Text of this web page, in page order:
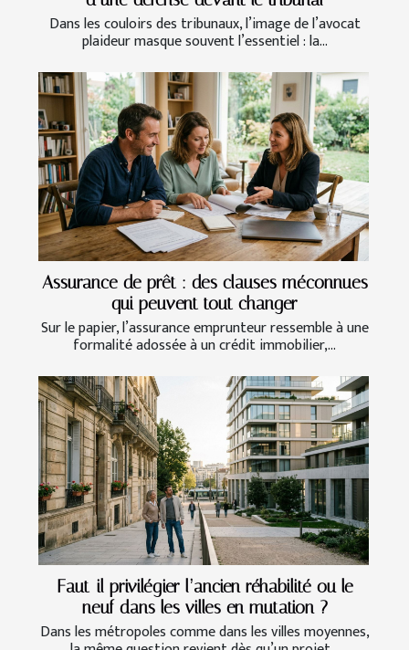
Dans les couloirs des tribunaux, l’image de l’avocat
plaideur masque souvent l’essentiel : la...
Assurance de prêt : des clauses méconnues
qui peuvent tout changer
Sur le papier, l’assurance emprunteur ressemble à une
formalité adossée à un crédit immobilier,...
Faut-il privilégier l’ancien réhabilité ou le
neuf dans les villes en mutation ?
Dans les métropoles comme dans les villes moyennes,